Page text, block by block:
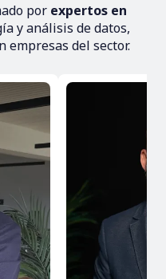
por expertos en
y análisis de datos,
empresas del sector.